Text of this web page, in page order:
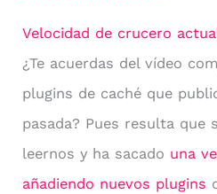
Velocidad de crucero
¿Te acuerdas del vídeo
plugins de caché que
pasada? Pues resulta que
leernos y ha sacado una
añadiendo nuevos plugins